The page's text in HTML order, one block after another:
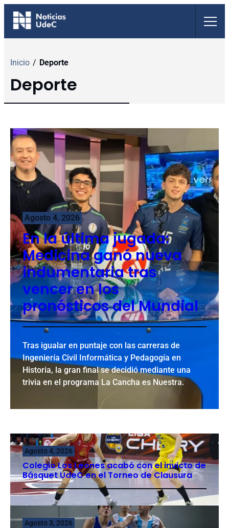
Saltar
Inicio / Deporte
Deporte
Agosto 4, 2026
En la última jugada:
Medicina ganó nueva
indumentaria tras
vencer en los
pronósticos del Mundial
Tras igualar en puntaje con las carreras de
Ingeniería Civil Informática y Pedagogía en
Historia, la gran final se decidió mediante una
trivia en el programa La Cancha es Nuestra.
Agosto 4, 2026
Colegio Los Leones acabó con el invicto de
Básquet UdeC en el Torneo de Clausura
Agosto 3, 2026